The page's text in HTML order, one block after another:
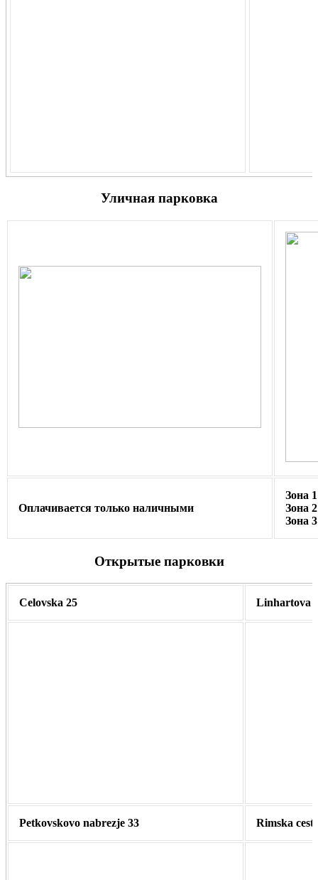
Уличная парковка
Оплачивается только наличными
Зона
Зона
Зона
Открытые парковки
Celovska 25 Linhartova
Petkovskovo nabrezje 33 Rimska